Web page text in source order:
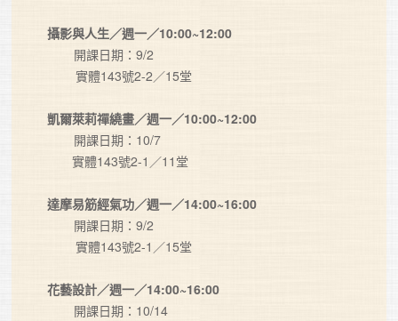
攝影與人生／週一／10:00~12:00
開課日期：9/2
        實體143號2-2／15堂
凱爾萊莉禪繞畫／週一／10:00~12:00
開課日期：10/7
       實體143號2-1／11堂
達摩易筋經氣功／週一／14:00~16:00
開課日期：9/2
        實體143號2-1／15堂
花藝設計／週一／14:00~16:00
開課日期：10/14